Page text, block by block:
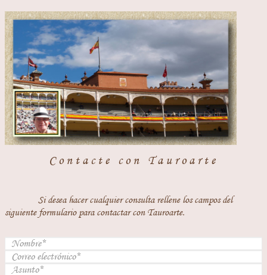
Contacte con Tauroarte
Si desea hacer cualquier consulta rellene los campos del
siguiente formulario para contactar con Tauroarte.